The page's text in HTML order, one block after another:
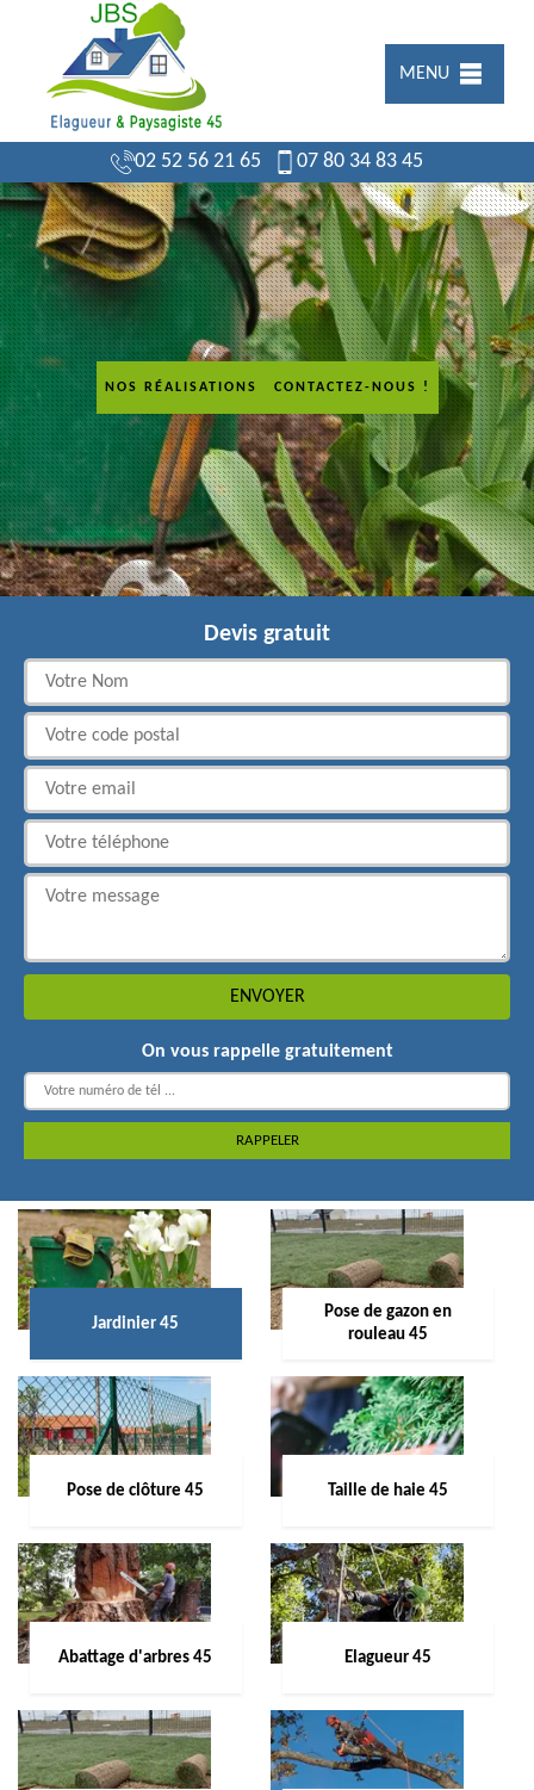
MENU
02 52 56 21 65 07 80 34 83 45
NOS RÉALISATIONS CONTACTEZ-NOUS !
Devis gratuit
On vous rappelle gratuitement
Jardinier 45
Pose de gazon en
rouleau 45
Pose de clôture 45 Taille de haie 45
Abattage d'arbres 45 Elagueur 45